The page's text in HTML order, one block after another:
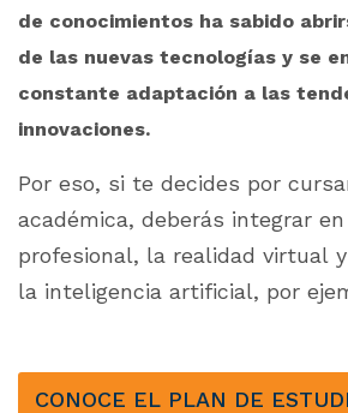
de conocimientos ha sabido
de las nuevas tecnologías y se
constante adaptación a las
innovaciones.
Por eso, si te decides por
académica, deberás integrar
profesional, la realidad virtual
la inteligencia artificial, por
CONOCE EL PLAN DE